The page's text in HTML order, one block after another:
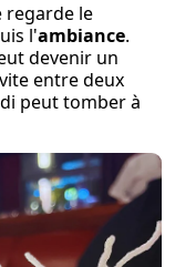
regarde le
l'ambiance.
devenir un
entre deux
peut tomber à